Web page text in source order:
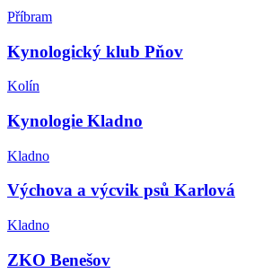
Příbram
Kynologický klub Pňov
Kolín
Kynologie Kladno
Kladno
Výchova a výcvik psů Karlová
Kladno
ZKO Benešov